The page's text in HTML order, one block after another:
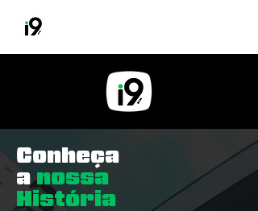
Conheça
anossa
História